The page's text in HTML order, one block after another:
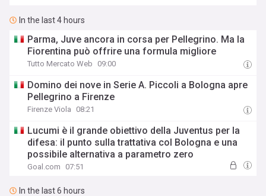
In the last 4 hours
Parma, Juve ancora in corsa per Pellegrino. Ma la
Fiorentina può offrire una formula migliore
Tutto Mercato Web 09:00
Domino dei nove in Serie A. Piccoli a Bologna apre
Pellegrino a Firenze
Firenze Viola 08:21
Lucumi è il grande obiettivo della Juventus per la
difesa: il punto sulla trattativa col Bologna e una
possibile alternativa a parametro zero
Goal.com 07:51
In the last 6 hours